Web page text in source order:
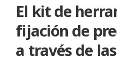
El kit de
fijación de
a través de